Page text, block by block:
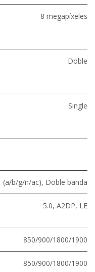
8 megapíxeles
Doble
Single
(a/b/g/n/ac), Doble banda
5.0, A2DP, LE
850/900/1800/1900
850/900/1800/1900